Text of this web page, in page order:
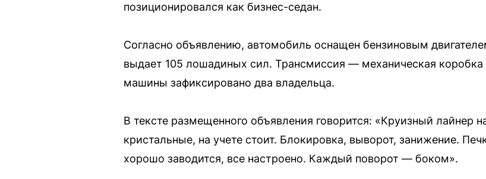
позиционировался как бизнес-седан.
Согласно объявлению, автомобиль оснащен бензиновым
выдает 105 лошадиных сил. Трансмиссия — механическая
машины зафиксировано два владельца.
В тексте размещенного объявления говорится: «Круизный лайнер
кристальные, на учете стоит. Блокировка, выворот, занижение.
хорошо заводится, все настроено. Каждый поворот — боком».